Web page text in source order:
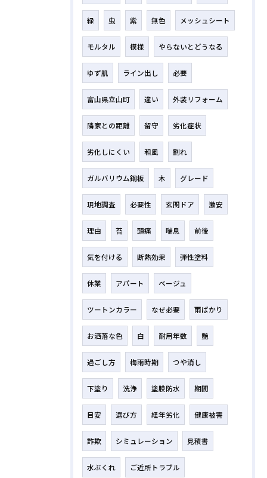
緑 虫 紫 無色 メッシュシート
モルタル 模様 やらないとどうなる
ゆず肌 ライン出し 必要
富山県立山町 違い 外装リフォーム
隣家との距離 留守 劣化症状
劣化しにくい 和風 割れ
ガルバリウム鋼板 木 グレード
現地調査 必要性 玄関ドア 激安
理由 苔 頭痛 喘息 前後
気を付ける 断熱効果 弾性塗料
休業 アパート ベージュ
ツートンカラー なぜ必要 雨ばかり
お洒落な色 白 耐用年数 艶
過ごし方 梅雨時期 つや消し
下塗り 洗浄 塗膜防水 期間
目安 選び方 経年劣化 健康被害
詐欺 シミュレーション 見積書
水ぶくれ ご近所トラブル